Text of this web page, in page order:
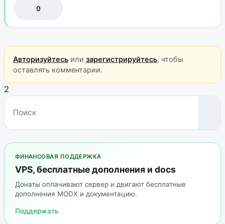
0
Авторизуйтесьили зарегистрируйтесь, чтобы
оставлять комментарии.
2
ФИНАНСОВАЯ ПОДДЕРЖКА
VPS, бесплатные дополнения и docs
Донаты оплачивают сервер и двигают бесплатные
дополнения MODX и документацию.
Поддержать